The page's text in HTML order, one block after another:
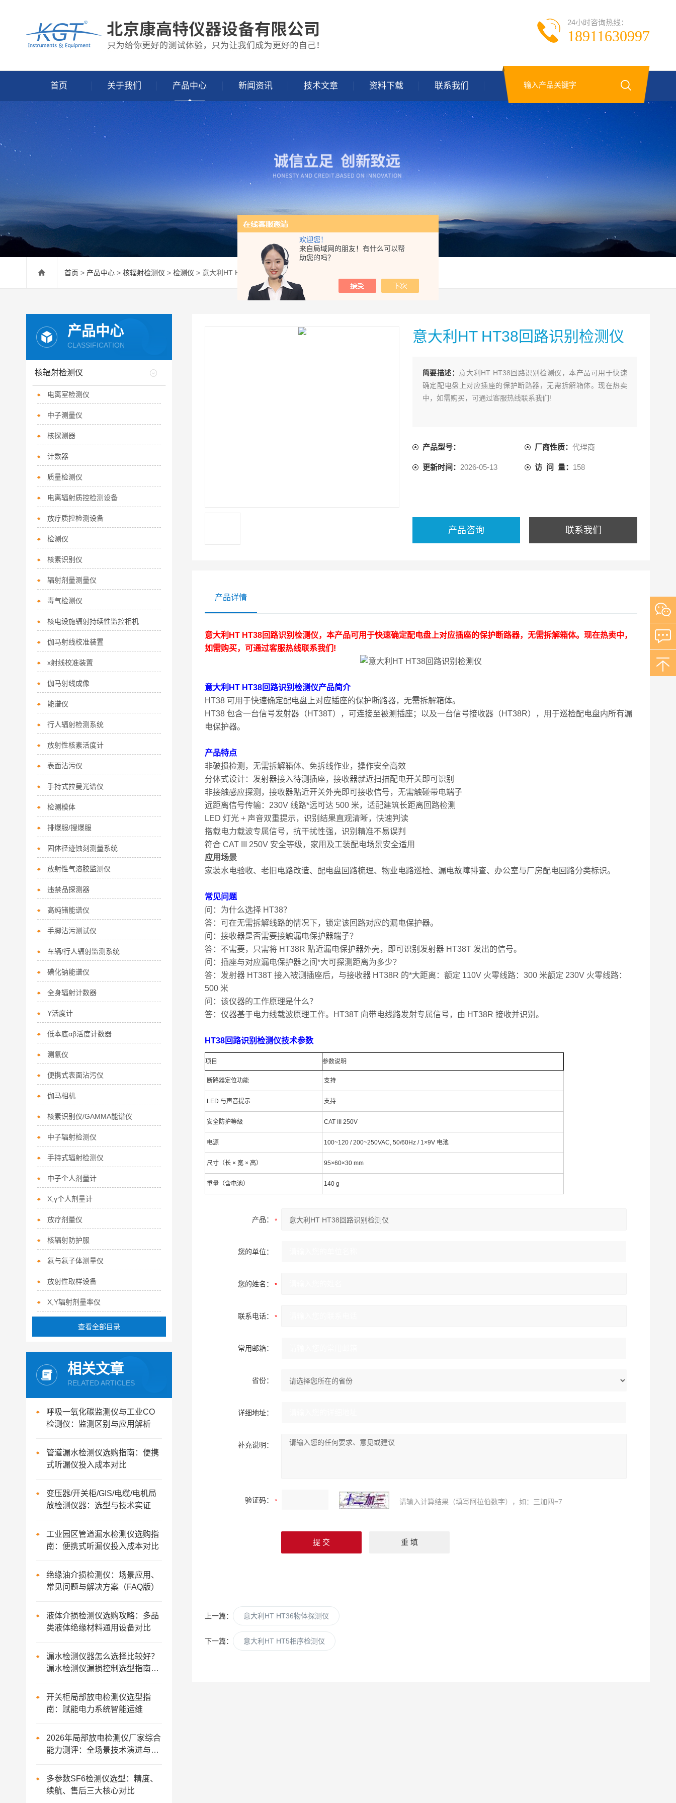
欢迎您！
来自局域网的朋友！有什么可以帮
助您的吗？
24小时咨询热线：
18911630997
首页 关于我们 产品中心 新闻资讯 技术文章 资料下载 联系我们
首页 > 产品中心 > 核辐射检测仪 > 检测仪 > 意大利HT HT38回路识别检测仪
意大利HT HT38回路识别检测仪
简要描述： 意大利HT HT38回路识别检测仪，本产品可用于快速
确定配电盘上对应插座的保护断路器，无需拆解箱体。现在热卖
中，如需购买，可通过客服热线联系我们!
产品型号： 厂商性质：代理商
更新时间： 2026-05-13 访 问 量： 158
产品咨询 联系我们
产品详情
意大利HT HT38回路识别检测仪，本产品可用于快速确定配电盘上对应插座的保护断路器，无需拆解箱体。现在热卖中，
如需购买，可通过客服热线联系我们!
意大利HT HT38回路识别检测仪产品简介
HT38 可用于快速确定配电盘上对应插座的保护断路器，无需拆解箱体。
HT38 包含一台信号发射器（HT38T），可连接至被测插座；以及一台信号接收器（HT38R），用于巡检配电盘内所有漏
电保护器。
产品特点
非破损检测，无需拆解箱体、免拆线作业，操作安全高效
分体式设计：发射器接入待测插座，接收器就近扫描配电开关即可识别
非接触感应探测，接收器贴近开关外壳即可接收信号，无需触碰带电端子
远距离信号传输：230V 线路*远可达 500 米，适配建筑长距离回路检测
LED 灯光 + 声音双重提示，识别结果直观清晰，快速判读
搭载电力载波专属信号，抗干扰性强，识别精准不易误判
符合 CAT III 250V 安全等级，家用及工装配电场景安全适用
应用场景
家装水电验收、老旧电路改造、配电盘回路梳理、物业电路巡检、漏电故障排查、办公室与厂房配电回路分类标识。
常见问题
问：为什么选择 HT38？
答：可在无需拆解线路的情况下，锁定该回路对应的漏电保护器。
问：接收器是否需要接触漏电保护器端子？
答：不需要，只需将 HT38R 贴近漏电保护器外壳，即可识别发射器 HT38T 发出的信号。
问：插座与对应漏电保护器之间*大可探测距离为多少？
答：发射器 HT38T 接入被测插座后，与接收器 HT38R 的*大距离：额定 110V 火零线路：300 米额定 230V 火零线路：
500 米
问：该仪器的工作原理是什么？
答：仪器基于电力线载波原理工作。HT38T 向带电线路发射专属信号，由 HT38R 接收并识别。
HT38回路识别检测仪技术参数
项目 参数说明
断路器定位功能 支持
LED 与声音提示 支持
安全防护等级 CAT III 250V
电源 100~120 / 200~250VAC, 50/60Hz / 1×9V 电池
尺寸（长 × 宽 × 高） 95×60×30 mm
重量（含电池） 140 g
产品：
您的单位：
您的姓名：
联系电话：
常用邮箱：
省份：
详细地址：
补充说明：
验证码： 请输入计算结果（填写阿拉伯数字），如：三加四=7
上一篇： 意大利HT HT36物体探测仪
下一篇： 意大利HT HT5相序检测仪
产品中心
CLASSIFICATION
核辐射检测仪
电离室检测仪
中子测量仪
核探测器
计数器
质量检测仪
电离辐射质控检测设备
放疗质控检测设备
检测仪
核素识别仪
辐射剂量测量仪
毒气检测仪
核电设施辐射持续性监控相机
伽马射线校准装置
x射线校准装置
伽马射线成像
能谱仪
行人辐射检测系统
放射性核素活度计
表面沾污仪
手持式拉曼光谱仪
检测模体
排爆服/搜爆服
固体径迹蚀刻测量系统
放射性气溶胶监测仪
违禁品探测器
高纯锗能谱仪
手脚沾污测试仪
车辆/行人辐射监测系统
碘化钠能谱仪
全身辐射计数器
Y活度计
低本底αβ活度计数器
测氡仪
便携式表面沾污仪
伽马相机
核素识别仪/GAMMA能谱仪
中子辐射检测仪
手持式辐射检测仪
中子个人剂量计
X,γ个人剂量计
放疗剂量仪
核辐射防护服
氡与氡子体测量仪
放射性取样设备
X,Y辐射剂量率仪
查看全部目录
相关文章
RELATED ARTICLES
呼吸一氧化碳监测仪与工业CO
检测仪：监测区别与应用解析
管道漏水检测仪选购指南：便携
式听漏仪投入成本对比
变压器/开关柜/GIS/电缆/电机局
放检测仪器：选型与技术实证
工业园区管道漏水检测仪选购指
南：便携式听漏仪投入成本对比
绝缘油介损检测仪：场景应用、
常见问题与解决方案（FAQ版）
液体介损检测仪选购攻略：多品
类液体绝缘材料通用设备对比
漏水检测仪器怎么选择比较好？
漏水检测仪漏损控制选型指南与
开关柜局部放电检测仪选型指
南：赋能电力系统智能运维
2026年局部放电检测仪厂家综合
能力测评：全场景技术演进与实
多参数SF6检测仪选型：精度、
续航、售后三大核心对比